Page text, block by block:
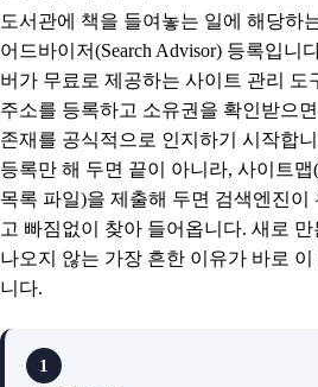
도서관에 책을 들여놓는 일에 해당하
어드바이저(Search Advisor) 등록입니
버가 무료로 제공하는 사이트 관리 도
주소를 등록하고 소유권을 확인받으
존재를 공식적으로 인지하기 시작합
등록만 해 두면 끝이 아니라, 사이트맵
목록 파일)을 제출해 두면 검색엔진이
고 빠짐없이 찾아 들어옵니다. 새로
나오지 않는 가장 흔한 이유가 바로
니다.
1